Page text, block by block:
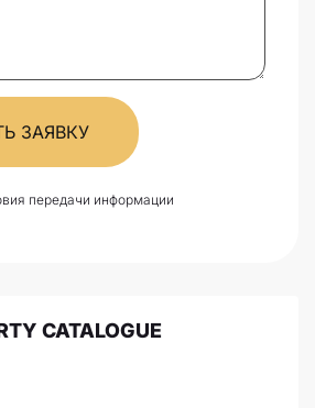
ЗАЯВКУ
передачи информации
CATALOGUE